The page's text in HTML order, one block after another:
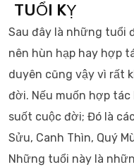
TUỔI KỴ
Sau đây là những tuổi
nên hùn hạp hay hợp
duyên cũng vậy vì rất
đời. Nếu muốn hợp
suốt cuộc đời; Đó là
Sửu, Canh Thìn, Quý
Những tuổi này là